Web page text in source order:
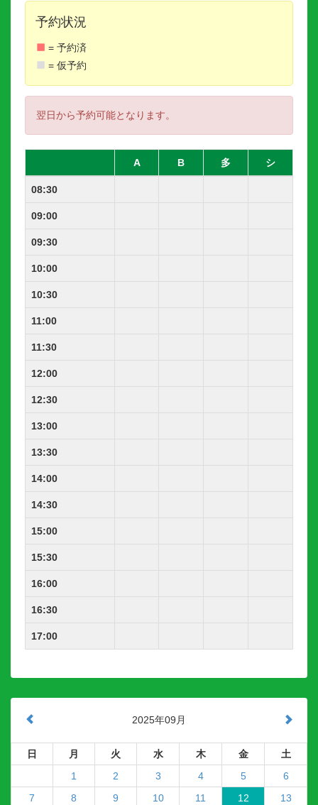
予約状況
= 予約済
= 仮予約
翌日から予約可能となります。
A B 多 シ
08:30
09:00
09:30
10:00
10:30
11:00
11:30
12:00
12:30
13:00
13:30
14:00
14:30
15:00
15:30
16:00
16:30
17:00
2025年09月
日 月 火 水 木 金
土
1
2 3 4 5
6
7
8 9 10 11 12 13